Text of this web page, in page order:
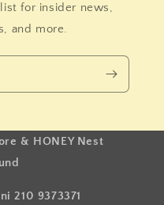
for insider news,
and more.
& HONEY Nest
210 9373371